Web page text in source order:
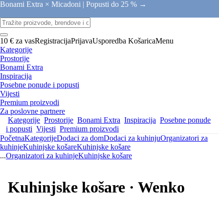
Bonami Extra × Micadoni | Popusti do 25 % →
10 € za vasRegistracijaPrijavaUsporedba KošaricaMenu
Kategorije
Prostorije
Bonami Extra
Inspiracija
Posebne ponude i popusti
Vijesti
Premium proizvodi
Za poslovne partnere
Kategorije Prostorije Bonami Extra Inspiracija Posebne ponude
i popusti Vijesti Premium proizvodi
PočetnaKategorijeDodaci za domDodaci za kuhinjuOrganizatori za
kuhinjeKuhinjske košareKuhinjske košare
...Organizatori za kuhinjeKuhinjske košare
Kuhinjske košare · Wenko